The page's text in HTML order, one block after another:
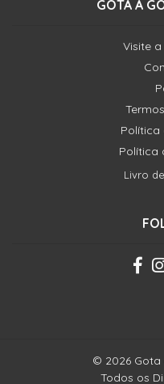
GOTA A
Visite
Política
Política
Livro
© 2026 Gota
Todos os